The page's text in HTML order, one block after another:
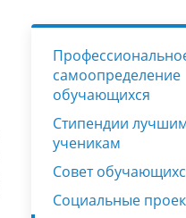
Руководство
Педагогический состав
Вакантные места для
обучающихся
Организация питания в
образовательной
Сетевое взаимодействие
Анкетирование
ШСК
Формирование
Штаб воспитательной
Нужно знать
Некоммерческий
фонд «ОПОРА»
Приём обучающихся в
образовательную
самоопределение
обучающихся
Стипендии
ученикам
Совет
Социальные